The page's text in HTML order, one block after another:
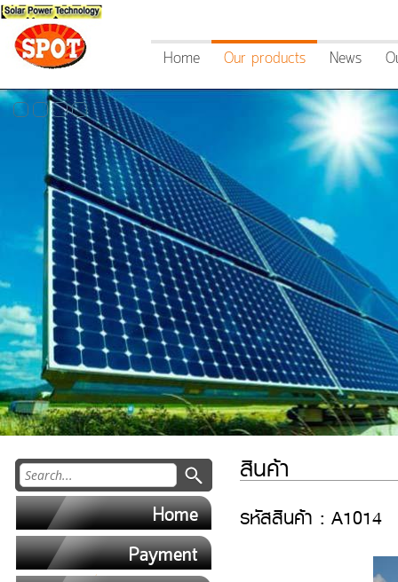
Home Our products News
Home
Payment
สินค้า
รหัสสินค้า : A1014